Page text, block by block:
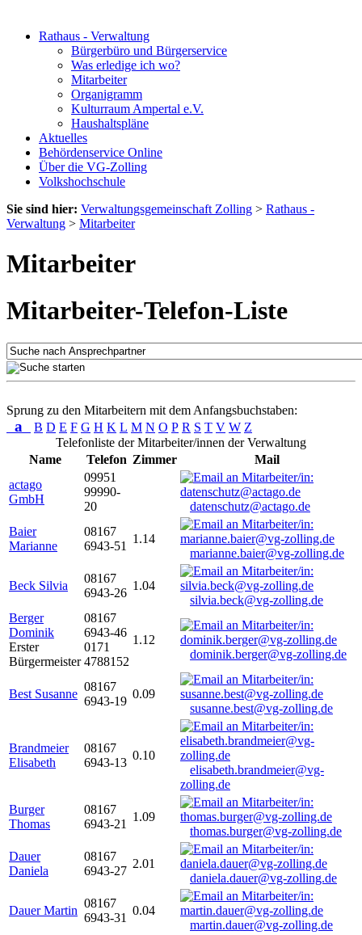
Rathaus - Verwaltung
Bürgerbüro und Bürgerservice
Was erledige ich wo?
Mitarbeiter
Organigramm
Kulturraum Ampertal e.V.
Haushaltspläne
Aktuelles
Behördenservice Online
Über die VG-Zolling
Volkshochschule
Sie sind hier: Verwaltungsgemeinschaft Zolling > Rathaus -
Verwaltung > Mitarbeiter
Mitarbeiter
Mitarbeiter-Telefon-Liste
Sprung zu den Mitarbeitern mit dem Anfangsbuchstaben:
a B D E F G H K L M N O P R S T V W Z
Telefonliste der Mitarbeiter/innen der Verwaltung
Name
Telefon Zimmer
Mail
actago
GmbH
09951
99990-
20
datenschutz@actago.de
Baier
Marianne
08167
6943-51
1.14
marianne.baier@vg-zolling.de
Beck Silvia
08167
6943-26
1.04
silvia.beck@vg-zolling.de
Berger
Dominik
Erster
Bürgermeister
08167
6943-46
0171
4788152
1.12
dominik.berger@vg-zolling.de
Best Susanne
08167
6943-19
0.09
susanne.best@vg-zolling.de
Brandmeier
Elisabeth
08167
6943-13
0.10
elisabeth.brandmeier@vg-
zolling.de
Burger
Thomas
08167
6943-21
1.09
thomas.burger@vg-zolling.de
Dauer
Daniela
08167
6943-27
2.01
daniela.dauer@vg-zolling.de
Dauer Martin
08167
6943-31
0.04
martin.dauer@vg-zolling.de